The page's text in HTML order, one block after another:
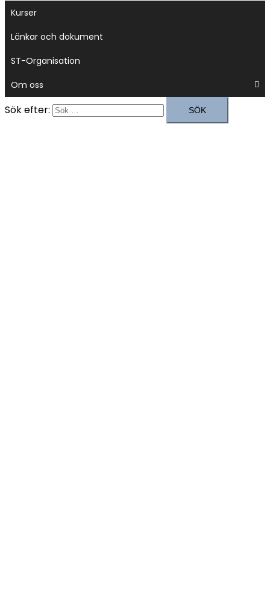
Kurser
Länkar och dokument
ST-Organisation
Om oss
Sök efter: